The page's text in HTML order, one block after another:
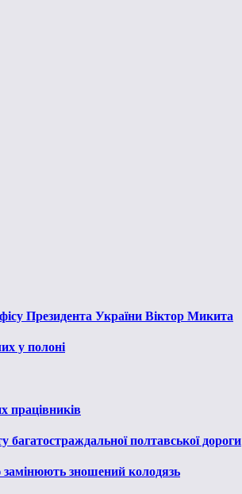
Президента України Віктор Микита
у полоні
працівників
полтавської дороги
зношений колодязь